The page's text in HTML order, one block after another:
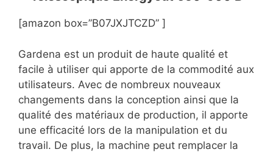
[amazon box=”B07JXJTCZD” ]
Gardena est un produit de haute qualité et
facile à utiliser qui apporte de la commodité aux
utilisateurs. Avec de nombreux nouveaux
changements dans la conception ainsi que la
qualité des matériaux de production, il apporte
une efficacité lors de la manipulation et du
travail. De plus, la machine peut remplacer la